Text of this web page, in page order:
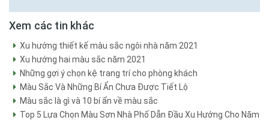
Xem các tin khác
Xu hướng thiết kế màu sắc ngôi nhà năm 2021
Xu hướng hai màu sắc năm 2021
Những gợi ý chọn kệ trang trí cho phòng khách
Màu Sắc Và Những Bí Ẩn Chưa Được Tiết Lộ
Màu sắc là gì và 10 bí ẩn về màu sắc
Top 5 Lựa Chọn Màu Sơn Nhà Phố Dẫn Đầu Xu Hướng Cho Năm